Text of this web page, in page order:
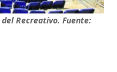
Recreativo. Fuente: